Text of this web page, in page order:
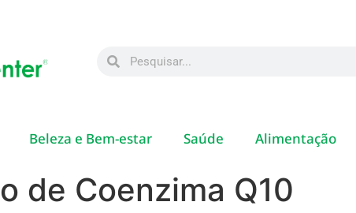
Beleza e Bem-estar Saúde Alimentação
de Coenzima Q10